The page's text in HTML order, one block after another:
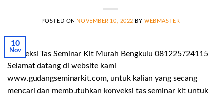
POSTED ON NOVEMBER 10, 2022 BYWEBMASTER
10
Nov
Konveksi Tas Seminar Kit Murah Bengkulu 081225724115
Selamat datang di website kami
www.gudangseminarkit.com, untuk kalian yang sedang
mencari dan membutuhkan konveksi tas seminar kit untuk